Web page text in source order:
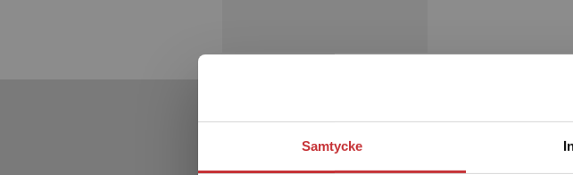
Samtycke Begränsad